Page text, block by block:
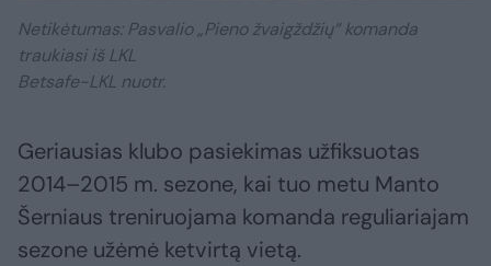
Netikėtumas: Pasvalio „Pieno žvaigždžių“ komanda
traukiasi iš LKL
Betsafe-LKL nuotr.
Geriausias klubo pasiekimas užfiksuotas
2014–2015 m. sezone, kai tuo metu Manto
Šerniaus treniruojama komanda reguliariajam
sezone užėmė ketvirtą vietą.